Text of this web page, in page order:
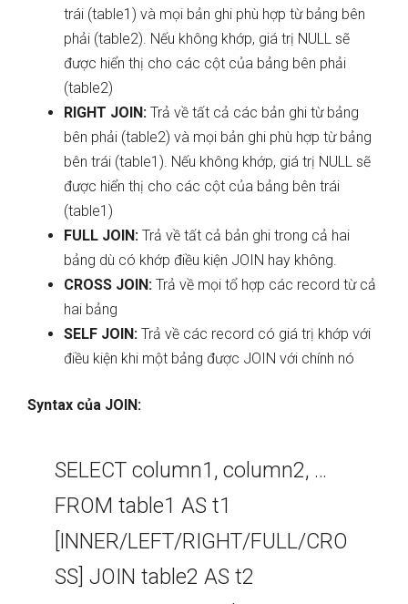
trái (table1) và mọi bản ghi phù hợp từ bảng bên
phải (table2). Nếu không khớp, giá trị NULL sẽ
được hiển thị cho các cột của bảng bên phải
(table2)
RIGHT JOIN: Trả về tất cả các bản ghi từ bảng
bên phải (table2) và mọi bản ghi phù hợp từ bảng
bên trái (table1). Nếu không khớp, giá trị NULL sẽ
được hiển thị cho các cột của bảng bên trái
(table1)
FULL JOIN: Trả về tất cả bản ghi trong cả hai
bảng dù có khớp điều kiện JOIN hay không.
CROSS JOIN: Trả về mọi tổ hợp các record từ cả
hai bảng
SELF JOIN: Trả về các record có giá trị khớp với
điều kiện khi một bảng được JOIN với chính nó
Syntax của JOIN:
SELECT column1, column2, …
FROM table1 AS t1
[INNER/LEFT/RIGHT/FULL/CRO
SS] JOIN table2 AS t2